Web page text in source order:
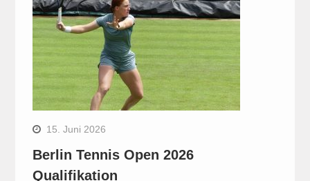
15. Juni 2026
Berlin Tennis Open 2026
Qualifikation